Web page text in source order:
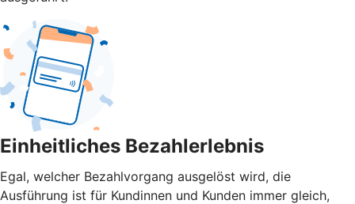
Einheitliches Bezahlerlebnis
Egal, welcher Bezahlvorgang ausgelöst wird, die
Ausführung ist für Kundinnen und Kunden immer gleich,